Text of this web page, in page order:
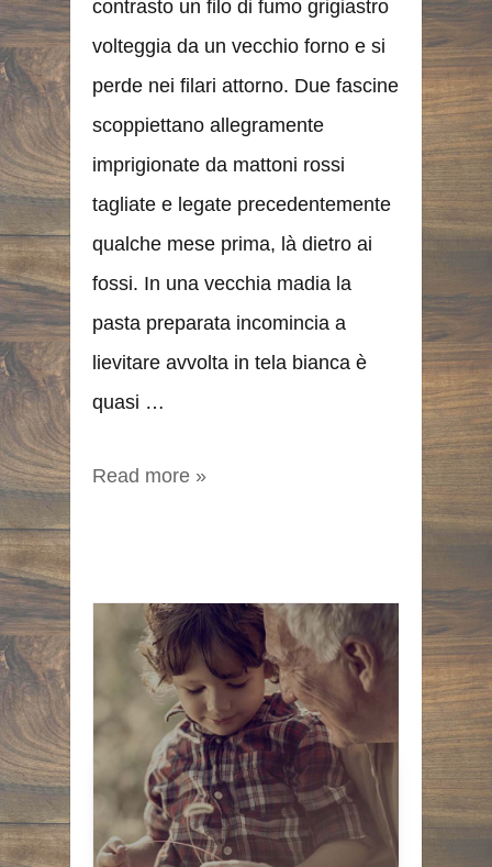
contrasto un filo di fumo grigiastro
volteggia da un vecchio forno e si
perde nei filari attorno. Due fascine
scoppiettano allegramente
imprigionate da mattoni rossi
tagliate e legate precedentemente
qualche mese prima, là dietro ai
fossi. In una vecchia madia la
pasta preparata incomincia a
lievitare avvolta in tela bianca è
quasi …
Read more »